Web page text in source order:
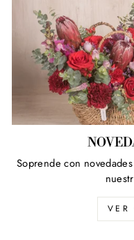
Soprende con
VER